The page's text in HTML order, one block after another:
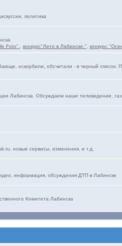
политика
Foto". конкурс"Лето в Лабинске." конкурс
оскорбили, обсчитали - в черный список.
Лабинска. Обсуждаем наше телевидение,
новые сервисы, изменения, и т.д.
информация, обсуждения ДТП в Лабинске
Комитета Лабинска